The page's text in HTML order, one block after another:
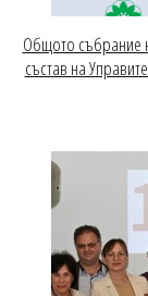
Общото събрание
състав на